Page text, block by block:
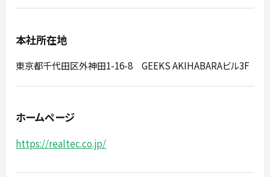
本社所在地
東京都千代田区外神田1-16-8 GEEKS AKIHABARAビル3F
ホームページ
https://realtec.co.jp/